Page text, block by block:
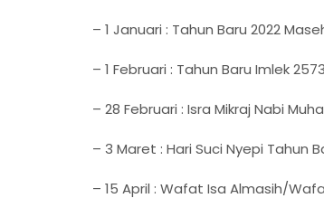
– 1 Januari : Tahun Baru 2022
– 1 Februari : Tahun Baru Imlek
– 28 Februari : Isra Mikraj Nabi
– 3 Maret : Hari Suci Nyepi Tahun
– 15 April : Wafat Isa Almasih/